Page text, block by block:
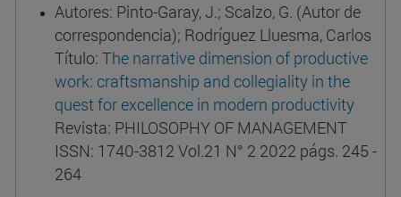
Autores: Pinto-Garay, J.; Scalzo, G. (Autor de
correspondencia); Rodríguez Lluesma, Carlos
Título:The narrative dimension of productive
work: craftsmanship and collegiality in the
quest for excellence in modern productivity
Revista: PHILOSOPHY OF MANAGEMENT
ISSN: 1740-3812 Vol.21 N° 2 2022 págs. 245 -
264